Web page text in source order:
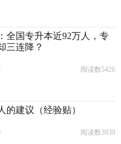
全国专升本近92万人，专
三连降？
阅读数5426
的建议（经验贴）
阅读数3939